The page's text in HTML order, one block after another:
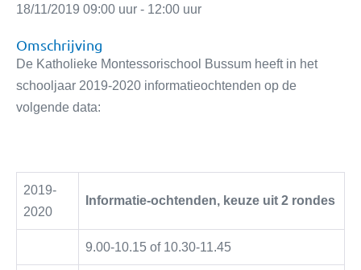
18/11/2019 09:00 uur - 12:00 uur
Omschrijving
De Katholieke Montessorischool Bussum heeft in het
schooljaar 2019-2020 informatieochtenden op de
volgende data:
2019-
2020
Informatie-ochtenden, keuze uit 2 rondes
9.00-10.15 of 10.30-11.45